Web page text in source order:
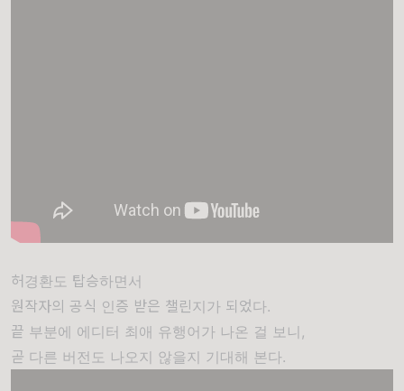
허경환도 탑승하면서
원작자의 공식 인증 받은 챌린지가 되었다.
끝 부분에 에디터 최애 유행어가 나온 걸 보니,
곧 다른 버전도 나오지 않을지 기대해 본다.